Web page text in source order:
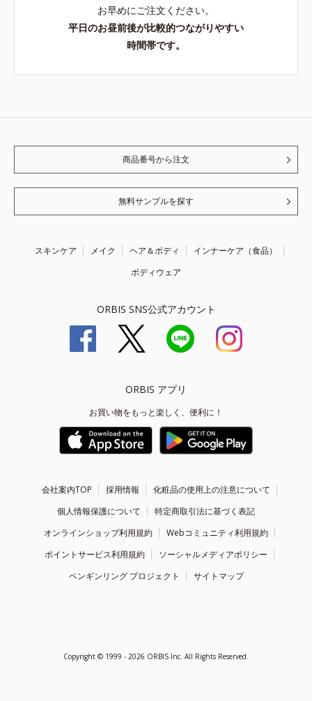
お早めにご注文ください。
平日のお昼前後が比較的つながりやすい
時間帯です。
商品番号から注文
無料サンプルを探す
スキンケア メイク ヘア＆ボディ
インナーケア（食品）
ボディウェア
ORBIS SNS公式アカウント
ORBIS アプリ
お買い物をもっと楽しく、便利に！
会社案内TOP 採用情報
化粧品の使用上の注意について
個人情報保護について
特定商取引法に基づく表記
オンラインショップ利用規約
Webコミュニティ利用規約
ポイントサービス利用規約
ソーシャルメディアポリシー
ペンギンリング プロジェクト
サイトマップ
Copyright © 1999 - 2026 ORBIS Inc. All Rights Reserved.